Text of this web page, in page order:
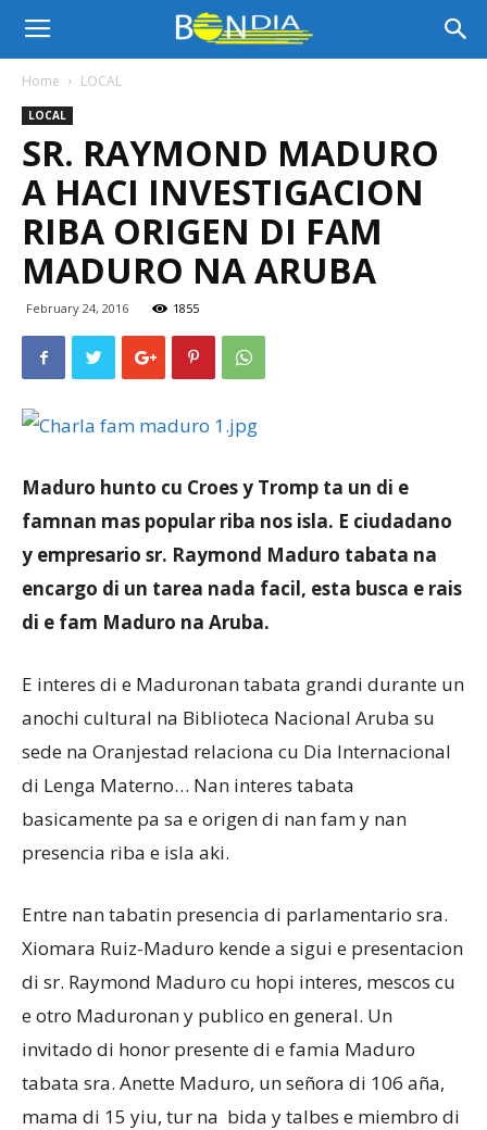
Bon
Dia
Aruba
Aruba
Home LOCAL
LOCAL
SR. RAYMOND MADURO
A HACI INVESTIGACION
RIBA ORIGEN DI FAM
MADURO NA ARUBA
February 24, 2016 1855
Maduro hunto cu Croes y Tromp ta un di e
famnan mas popular riba nos isla. E ciudadano
y empresario sr. Raymond Maduro tabata na
encargo di un tarea nada facil, esta busca e rais
di e fam Maduro na Aruba.
E interes di e Maduronan tabata grandi durante un
anochi cultural na Biblioteca Nacional Aruba su
sede na Oranjestad relaciona cu Dia Internacional
di Lenga Materno… Nan interes tabata
basicamente pa sa e origen di nan fam y nan
presencia riba e isla aki.
Entre nan tabatin presencia di parlamentario sra.
Xiomara Ruiz-Maduro kende a sigui e presentacion
di sr. Raymond Maduro cu hopi interes, mescos cu
e otro Maduronan y publico en general. Un
invitado di honor presente di e famia Maduro
tabata sra. Anette Maduro, un señora di 106 aña,
mama di 15 yiu, tur na bida y talbes e miembro di